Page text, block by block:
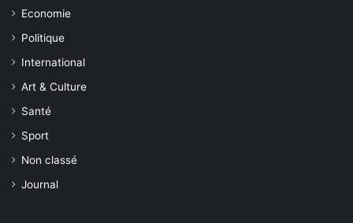
Economie
Politique
International
Art & Culture
Santé
Sport
Non classé
Journal